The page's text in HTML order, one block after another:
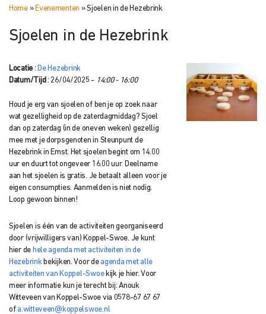
Home» Evenementen »Sjoelen in de Hezebrink
Sjoelen in de Hezebrink
Locatie : De Hezebrink
Datum/Tijd : 26/04/2025 - 14:00 - 16:00
Houd je erg van sjoelen of ben je op zoek naar
wat gezelligheid op de zaterdagmiddag? Sjoel
dan op zaterdag (in de oneven weken) gezellig
mee met je dorpsgenoten in Steunpunt de
Hezebrink in Emst. Het sjoelen begint om 14.00
uur en duurt tot ongeveer 16.00 uur. Deelname
aan het sjoelen is gratis. Je betaalt alleen voor je
eigen consumpties. Aanmelden is niet nodig.
Loop gewoon binnen!
Sjoelen is één van de activiteiten georganiseerd
door (vrijwilligers van) Koppel-Swoe. Je kunt
hier de hele agenda met activiteiten in de
Hezebrink bekijken. Voor de agenda met alle
activiteiten van Koppel-Swoekijk je hier.Voor
meer informatie kun je terecht bij: Anouk
Witteveenvan Koppel-Swoe via 0578-67 67 67
of a.witteveen@koppelswoe.nl